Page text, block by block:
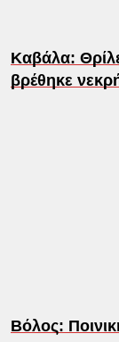
Καβάλα:
βρέθηκε
Βόλος: